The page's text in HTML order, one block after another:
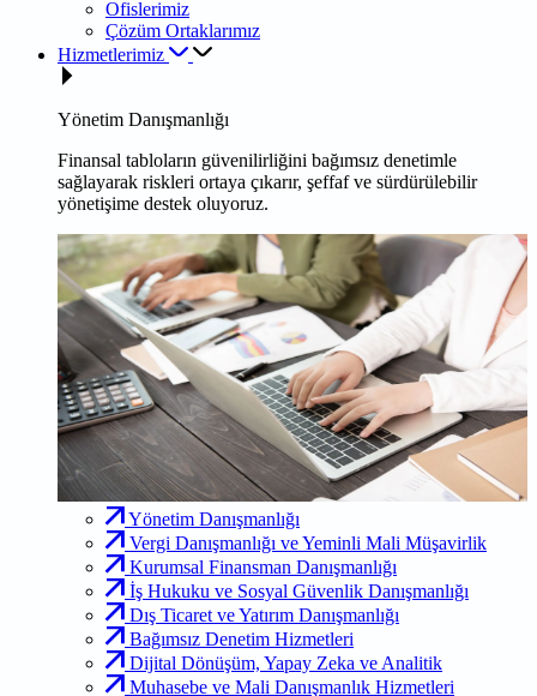
Ofislerimiz
Çözüm Ortaklarımız
Hizmetlerimiz
Yönetim Danışmanlığı
Finansal tabloların güvenilirliğini bağımsız denetimle
sağlayarak riskleri ortaya çıkarır, şeffaf ve sürdürülebilir
yönetişime destek oluyoruz.
Yönetim Danışmanlığı
Vergi Danışmanlığı ve Yeminli Mali Müşavirlik
Kurumsal Finansman Danışmanlığı
İş Hukuku ve Sosyal Güvenlik Danışmanlığı
Dış Ticaret ve Yatırım Danışmanlığı
Bağımsız Denetim Hizmetleri
Dijital Dönüşüm, Yapay Zeka ve Analitik
Muhasebe ve Mali Danışmanlık Hizmetleri